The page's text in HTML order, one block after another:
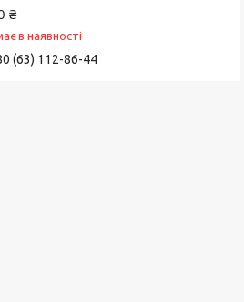
₴
в наявності
(63) 112-86-44